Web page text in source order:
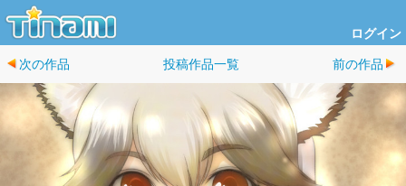
ログイン
次の作品 投稿作品一覧 前の作品